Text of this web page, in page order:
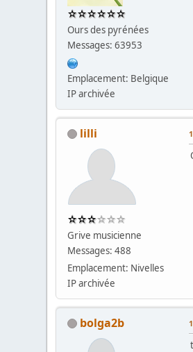
Ours des pyrénées
Messages: 63953
Emplacement: Belgique
IP archivée
lilli
Grive musicienne
Messages: 488
Emplacement: Nivelles
IP archivée
bolga2b